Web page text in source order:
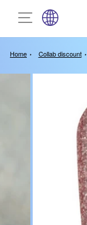
naar
inhoud
TAAL
SITE
Home Collab discount